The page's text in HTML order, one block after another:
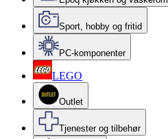
Sport, hobby og fritid
PC-komponenter
LEGO
Outlet
Tjenester og tilbehør